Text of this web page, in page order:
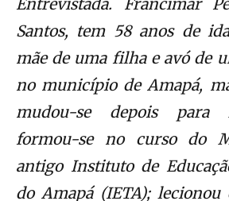
Santos, tem 58 anos de
mãe de uma filha e avó de
no município de Amapá,
mudou-se depois para
formou-se no curso do
antigo Instituto de
do Amapá (IETA);